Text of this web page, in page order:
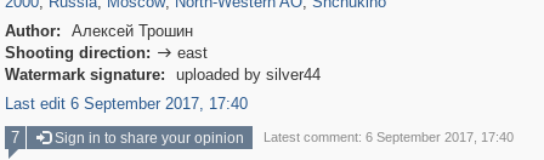
Author:
Алексей Трошин
Shooting direction:  east
Watermark signature:
uploaded by silver44
Last edit 6 September 2017, 17:40
7
Sign in to share your opinion Latest comment: 6 September 2017, 17:40